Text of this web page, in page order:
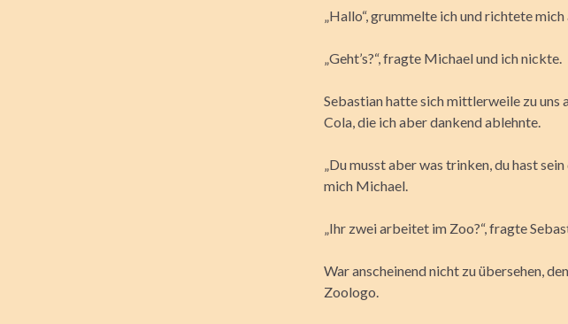
„Hallo“, grummelte ich und richtete mich
„Geht’s?“, fragte Michael und ich nickte.
Sebastian hatte sich mittlerweile zu uns
Cola, die ich aber dankend ablehnte.
„Du musst aber was trinken, du hast
mich Michael.
„Ihr zwei arbeitet im Zoo?“, fragte
War anscheinend nicht zu übersehen,
Zoologo.